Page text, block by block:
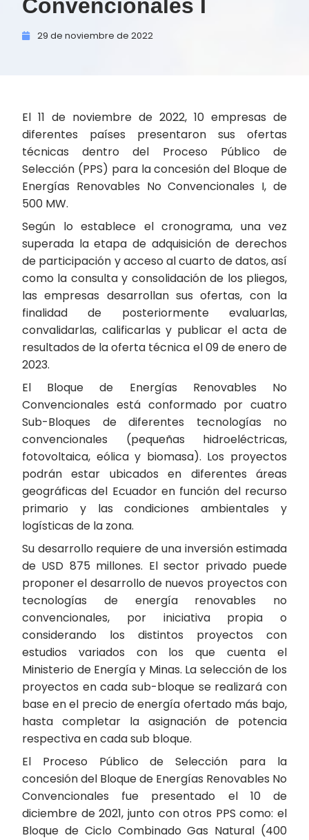
Convencionales I
29 de noviembre de 2022
El 11 de noviembre de 2022, 10 empresas de
diferentes países presentaron sus ofertas
técnicas dentro del Proceso Público de
Selección (PPS) para la concesión del Bloque de
Energías Renovables No Convencionales I, de
500 MW.
Según lo establece el cronograma, una vez
superada la etapa de adquisición de derechos
de participación y acceso al cuarto de datos, así
como la consulta y consolidación de los pliegos,
las empresas desarrollan sus ofertas, con la
finalidad de posteriormente evaluarlas,
convalidarlas, calificarlas y publicar el acta de
resultados de la oferta técnica el 09 de enero de
2023.
El Bloque de Energías Renovables No
Convencionales está conformado por cuatro
Sub-Bloques de diferentes tecnologías no
convencionales (pequeñas hidroeléctricas,
fotovoltaica, eólica y biomasa). Los proyectos
podrán estar ubicados en diferentes áreas
geográficas del Ecuador en función del recurso
primario y las condiciones ambientales y
logísticas de la zona.
Su desarrollo requiere de una inversión estimada
de USD 875 millones. El sector privado puede
proponer el desarrollo de nuevos proyectos con
tecnologías de energía renovables no
convencionales, por iniciativa propia o
considerando los distintos proyectos con
estudios variados con los que cuenta el
Ministerio de Energía y Minas. La selección de los
proyectos en cada sub-bloque se realizará con
base en el precio de energía ofertado más bajo,
hasta completar la asignación de potencia
respectiva en cada sub bloque.
El Proceso Público de Selección para la
concesión del Bloque de Energías Renovables No
Convencionales fue presentado el 10 de
diciembre de 2021, junto con otros PPS como: el
Bloque de Ciclo Combinado Gas Natural (400